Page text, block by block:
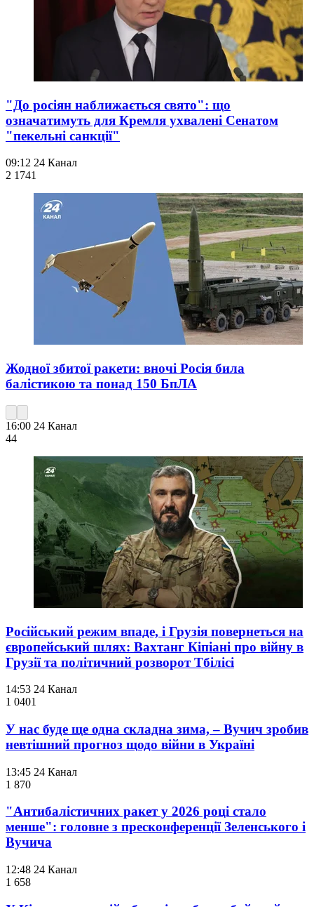
"До росіян наближається свято": що
означатимуть для Кремля ухвалені Сенатом
"пекельні санкції"
09:12 24 Канал
2 1741
Жодної збитої ракети: вночі Росія била
балістикою та понад 150 БпЛА
16:00 24 Канал
44
Російський режим впаде, і Грузія повернеться на
європейський шлях: Вахтанг Кіпіані про війну в
Грузії та політичний розворот Тбілісі
14:53 24 Канал
1 0401
У нас буде ще одна складна зима, – Вучич зробив
невтішний прогноз щодо війни в Україні
13:45 24 Канал
1 870
"Антибалістичних ракет у 2026 році стало
менше": головне з пресконференції Зеленського і
Вучича
12:48 24 Канал
1 658